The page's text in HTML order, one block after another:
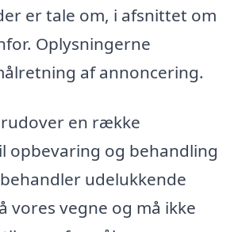
er tale om, i afsnittet om
Oplysningerne
af annoncering.
en række
opbevaring og behandling
udelukkende
vores vegne og må ikke